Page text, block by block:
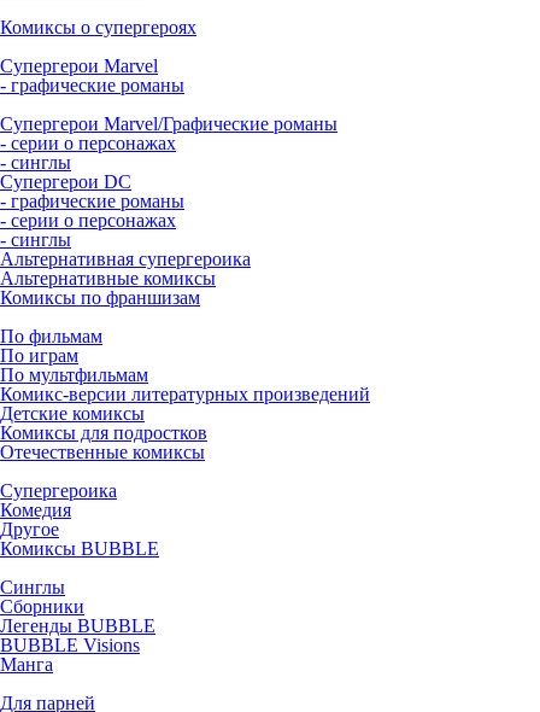
Комиксы о супергероях
Супергерои Marvel
- графические романы
Супергерои Marvel/Графические романы
- серии о персонажах
- синглы
Супергерои DC
- графические романы
- серии о персонажах
- синглы
Альтернативная супергероика
Альтернативные комиксы
Комиксы по франшизам
По фильмам
По играм
По мультфильмам
Комикс-версии литературных произведений
Детские комиксы
Комиксы для подростков
Отечественные комиксы
Супергероика
Комедия
Другое
Комиксы BUBBLE
Синглы
Сборники
Легенды BUBBLE
BUBBLE Visions
Манга
Для парней